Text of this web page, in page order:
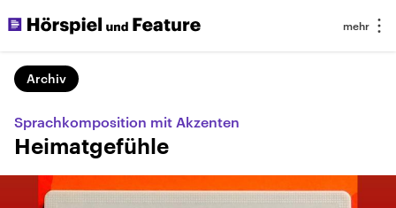
Archiv
Sprachkomposition mit Akzenten
Heimatgefühle